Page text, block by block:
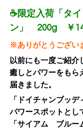
☕限定入荷「タ
ン」 200g ￥
※ありがとうござい
以前にも一度ご紹介
癒しとパワーをもら
届きました。
「ドイチャンブッ
パワースポットとし
「サイアム ブルー